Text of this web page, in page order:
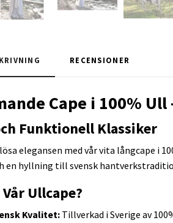
RECENSIONER
Cape i 100%
Funktionell Klassiker
elegansen med vår vita långcape i
en hyllning till svensk
Ullcape?
Kvalitet:Tillverkad i Sverige av